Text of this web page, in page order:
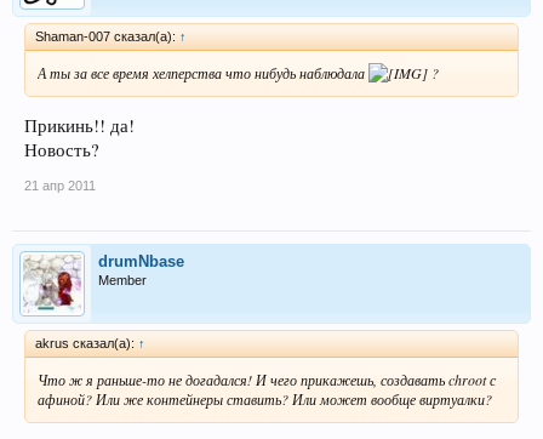
Shaman-007 сказал(а): ↑
А ты за все время хелперства что нибудь наблюдала ?
Прикинь!! да!
Новость?
21 апр 2011
drumNbase
Member
akrus сказал(а): ↑
Что ж я раньше-то не догадался! И чего прикажешь, создавать chroot с
афиной? Или же контейнеры ставить? Или может вообще виртуалки?